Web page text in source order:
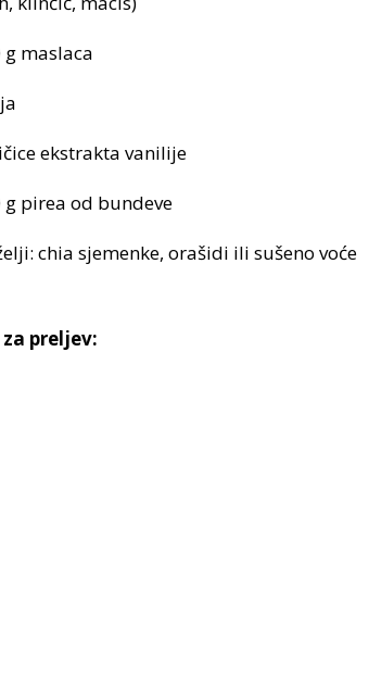
g maslaca
ekstrakta vanilije
g pirea od bundeve
chia sjemenke, orašidi ili sušeno voće
preljev: